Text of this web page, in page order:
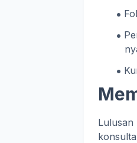
Lulusan